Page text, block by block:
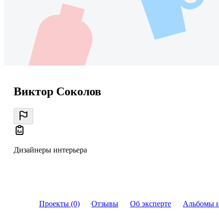
Виктор Соколов
Дизайнеры интерьера
Проекты (0) Отзывы Об эксперте Альбомы